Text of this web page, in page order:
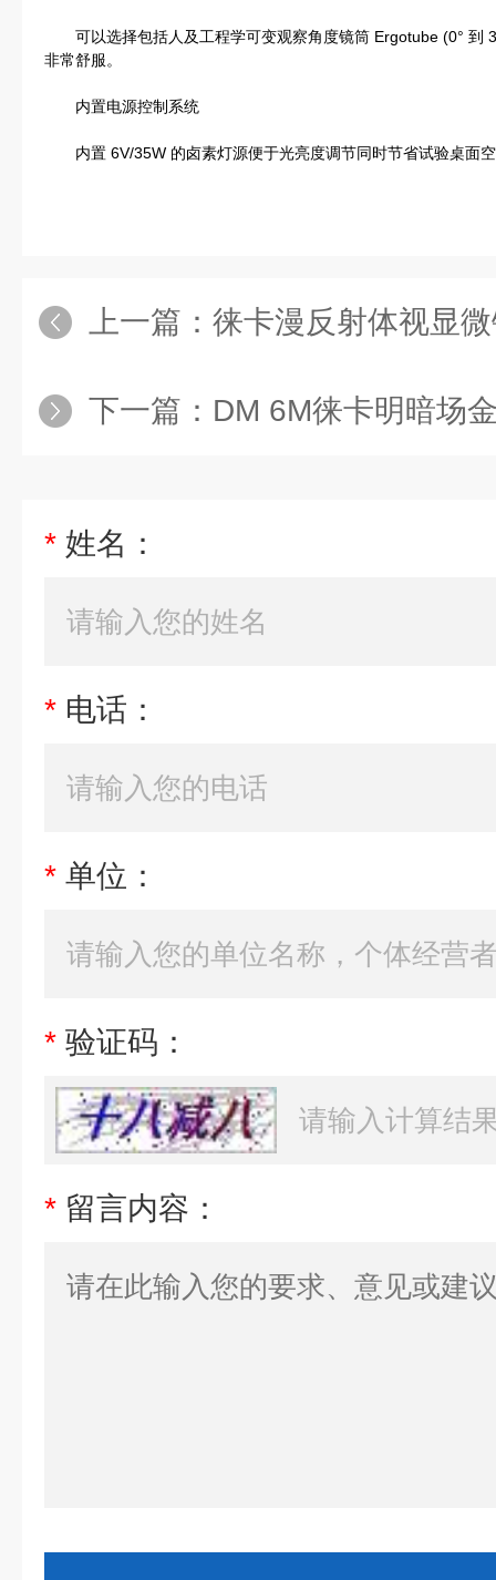
可以选择包括人及工程学可变观察角度镜筒 Ergotube (0° 到
非常舒服。
内置电源控制系统
内置 6V/35W 的卤素灯源便于光亮度调节同时节省试验桌面
上一篇： 徕卡漫反射体视显
下一篇： DM 6M徕卡明暗场
* 姓名：
* 电话：
* 单位：
* 验证码：
* 留言内容：